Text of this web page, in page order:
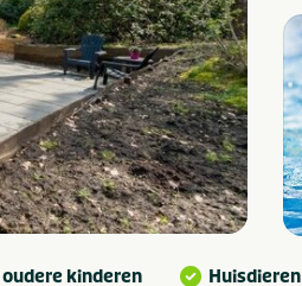
kinderen Huisdieren